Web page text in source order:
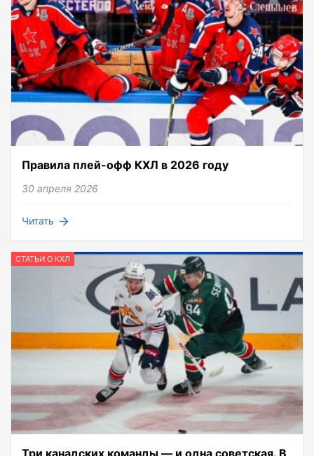
Правила плей-офф КХЛ в 2026 году
30 апреля 2026
Читать
СТАТЬИ О КХЛ
Три канадских команды — и одна советская. В